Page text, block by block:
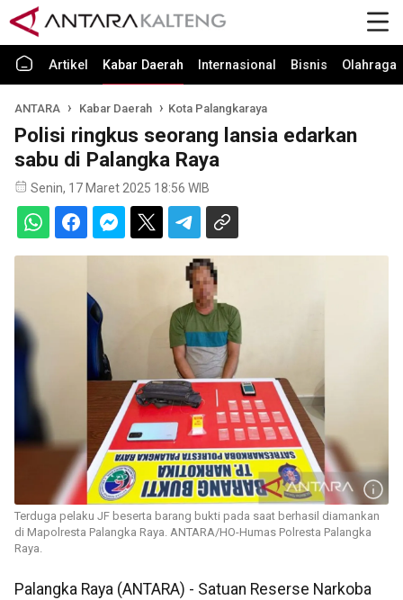
Artikel Kabar Daerah Internasional Bisnis Olahraga
ANTARA Kabar Daerah Kota Palangkaraya
Polisi ringkus seorang lansia edarkan
sabu di Palangka Raya
Senin, 17 Maret 2025 18:56 WIB
Terduga pelaku JF beserta barang bukti pada saat berhasil diamankan
di Mapolresta Palangka Raya. ANTARA/HO-Humas Polresta Palangka
Raya.
Palangka Raya (ANTARA) - Satuan Reserse Narkoba